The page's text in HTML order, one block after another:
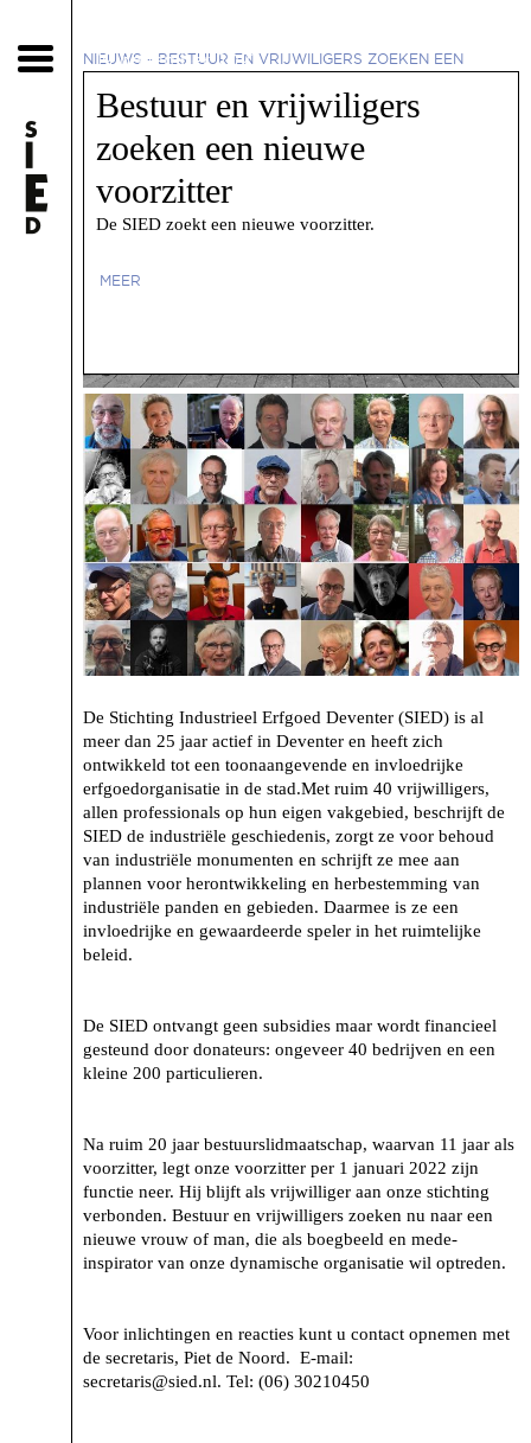
NIEUWS - BESTUUR EN VRIJWILIGERS ZOEKEN EEN
19 november 2021
Bestuur en vrijwiligers
zoeken een nieuwe
voorzitter
De SIED zoekt een nieuwe voorzitter.
MEER
De Stichting Industrieel Erfgoed Deventer (SIED) is al
meer dan 25 jaar actief in Deventer en heeft zich
ontwikkeld tot een toonaangevende en invloedrijke
erfgoedorganisatie in de stad.Met ruim 40 vrijwilligers,
allen professionals op hun eigen vakgebied, beschrijft de
SIED de industriële geschiedenis, zorgt ze voor behoud
van industriële monumenten en schrijft ze mee aan
plannen voor herontwikkeling en herbestemming van
industriële panden en gebieden. Daarmee is ze een
invloedrijke en gewaardeerde speler in het ruimtelijke
beleid.
De SIED ontvangt geen subsidies maar wordt financieel
gesteund door donateurs: ongeveer 40 bedrijven en een
kleine 200 particulieren.
Na ruim 20 jaar bestuurslidmaatschap, waarvan 11 jaar als
voorzitter, legt onze voorzitter per 1 januari 2022 zijn
functie neer. Hij blijft als vrijwilliger aan onze stichting
verbonden. Bestuur en vrijwilligers zoeken nu naar een
nieuwe vrouw of man, die als boegbeeld en mede-
inspirator van onze dynamische organisatie wil optreden.
Voor inlichtingen en reacties kunt u contact opnemen met
de secretaris, Piet de Noord. E-mail:
secretaris@sied.nl. Tel: (06) 30210450